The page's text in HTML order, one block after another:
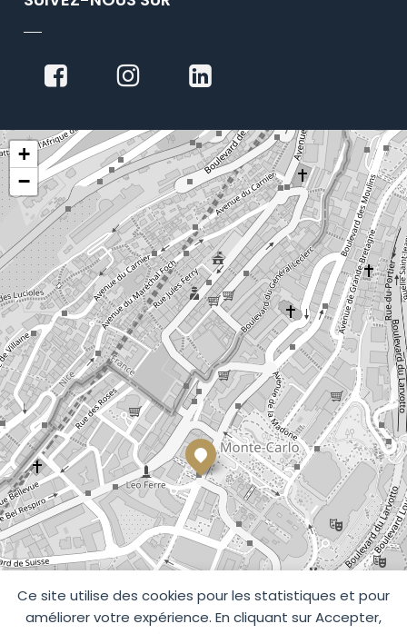
Ce site utilise des cookies pour les statistiques et pour
améliorer votre expérience. En cliquant sur Accepter,
+
−